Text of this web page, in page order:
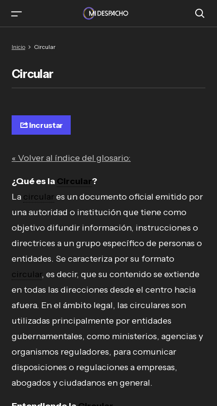
Inicio Circular
Circular
Incrustar
« Volver al índice del glosario:
¿Qué es la Circular?
La circular es un documento oficial emitido por
una autoridad o institución que tiene como
objetivo difundir información, instrucciones o
directrices a un grupo específico de personas o
entidades. Se caracteriza por su formato
circular, es decir, que su contenido se extiende
en todas las direcciones desde el centro hacia
afuera. En el ámbito legal, las circulares son
utilizadas principalmente por entidades
gubernamentales, como ministerios, agencias y
organismos reguladores, para comunicar
disposiciones o regulaciones a empresas,
abogados y ciudadanos en general.